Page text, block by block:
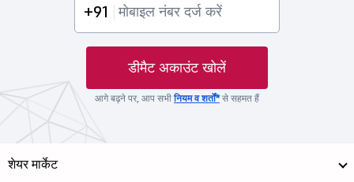
+91
डीमैट अकाउंट खोलें
आगे बढ़ने पर, आप सभीनियम व शर्तों*से सहमत हैं
शेयर मार्केट